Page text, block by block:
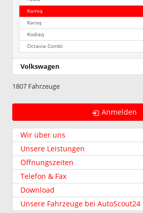
Kamiq
Karoq
Kodiaq
Octavia Combi
Volkswagen
1807 Fahrzeuge
Anmelden
Wir über uns
Unsere Leistungen
Öffnungszeiten
Telefon & Fax
Download
Unsere Fahrzeuge bei AutoScout24